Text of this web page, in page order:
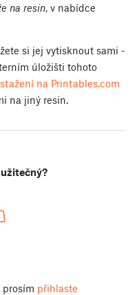
na resin, v nabídce
si jej vytisknout sami -
úložišti tohoto
stažení na Printables.com
na jiný resin.
prosím přihlaste